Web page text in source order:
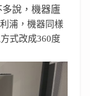
多說，機器廬
浦，機器同樣
式改成360度